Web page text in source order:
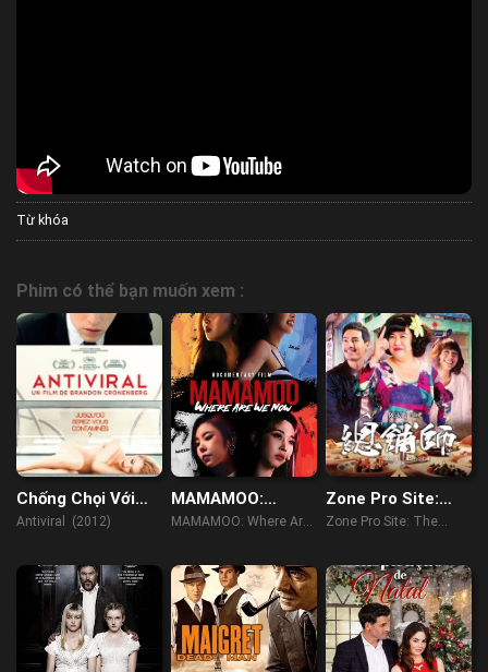
Từ khóa
Phim có thể bạn muốn xem :
Chống Chọi Với
Virus
Antiviral (2012)
MAMAMOO:
Where Are We
MAMAMOO: Where Are
Zone Pro Site:
The Moveable
Zone Pro Site: The